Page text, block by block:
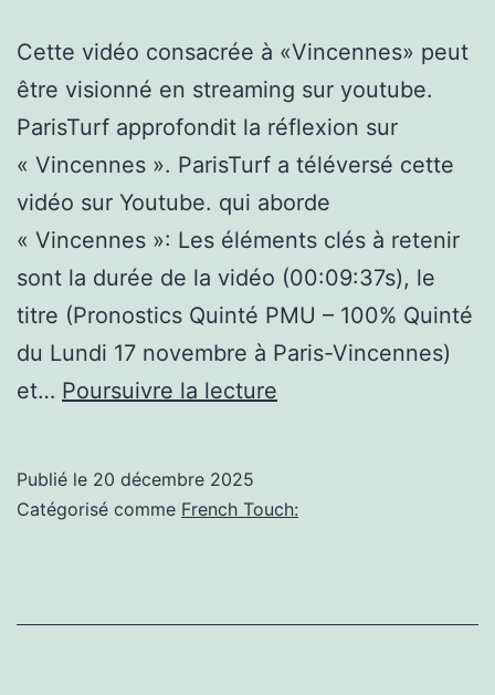
Cette vidéo consacrée à «Vincennes» peut
être visionné en streaming sur youtube.
ParisTurf approfondit la réflexion sur
« Vincennes ». ParisTurf a téléversé cette
vidéo sur Youtube. qui aborde
« Vincennes »: Les éléments clés à retenir
sont la durée de la vidéo (00:09:37s), le
titre (Pronostics Quinté PMU – 100% Quinté
du Lundi 17 novembre à Paris-Vincennes)
et… Poursuivre la lecture
PMU
Publié le 20 décembre 2025
Catégorisé comme French Touch: